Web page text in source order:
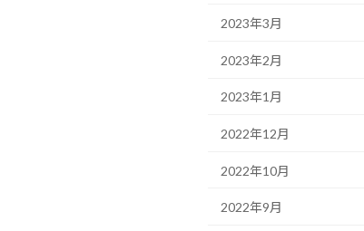
2023年3月
2023年2月
2023年1月
2022年12月
2022年10月
2022年9月